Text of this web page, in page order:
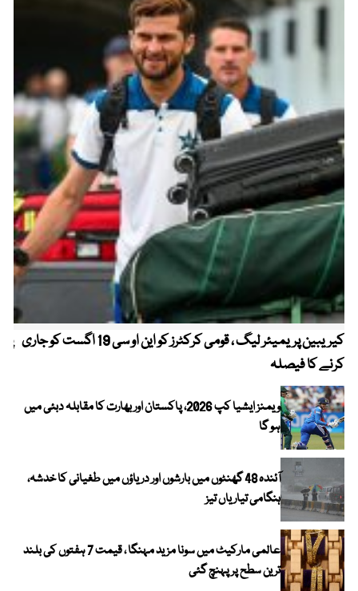
کیریبین پریمیئر لیگ ، قومی کرکٹرز کو این او سی 19 اگست کو جاری
کرنے کا فیصلہ
ویمنز ایشیا کپ 2026، پاکستان اور بھارت کا مقابلہ دبئی میں
ہو گا
آئندہ 48 گھنٹوں میں بارشوں اور دریاؤں میں طغیانی کا خدشہ،
ہنگامی تیاریاں تیز
عالمی مارکیٹ میں سونا مزید مہنگا ، قیمت 7 ہفتوں کی بلند
ترین سطح پر پہنچ گئی